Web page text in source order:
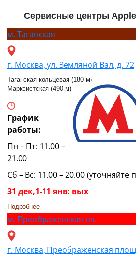
Сервисные центры
м. Таганская
г. Москва, ул. Земляной Вал, д. 72
Таганская кольцевая (180 м)
Марксистская (490 м)
График
работы:
Пн – Пт: 11.00 –
21.00
Сб – Вс: 11.00 – 20.00 (уточняйте
31 дек,1-11 янв: вых
Подробнее
м. Преображенская пл.
г. Москва, Преображенская